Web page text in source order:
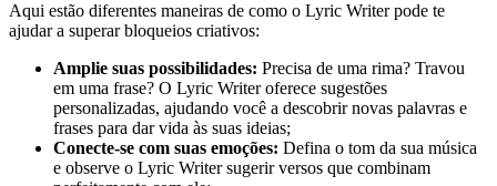
Aqui estão diferentes maneiras de como o Lyric Writer pode te
ajudar a superar bloqueios criativos:
Amplie suas possibilidades: Precisa de uma rima? Travou
em uma frase? O Lyric Writer oferece sugestões
personalizadas, ajudando você a descobrir novas palavras e
frases para dar vida às suas ideias;
Conecte-se com suas emoções: Defina o tom da sua música
e observe o Lyric Writer sugerir versos que combinam